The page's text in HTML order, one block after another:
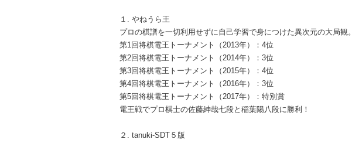
１. やねうら王
プロの棋譜を一切利用せずに自己学習で身につけた異次元の大局観。
第1回将棋電王トーナメント（2013年）：4位
第2回将棋電王トーナメント（2014年）：3位
第3回将棋電王トーナメント（2015年）：4位
第4回将棋電王トーナメント（2016年）：3位
第5回将棋電王トーナメント（2017年）：特別賞
電王戦でプロ棋士の佐藤紳哉七段と稲葉陽八段に勝利！
２. tanuki-SDT５版